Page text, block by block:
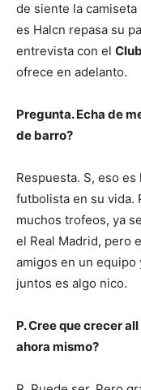
de siente la
es Halcn repasa su
entrevista con el
ofrece en adelanto.
Pregunta. Echa de
de barro?
Respuesta. S, eso
futbolista en su vida.
muchos trofeos, ya
el Real Madrid, pero
amigos en un
juntos es algo nico.
P. Cree que crecer
ahora mismo?